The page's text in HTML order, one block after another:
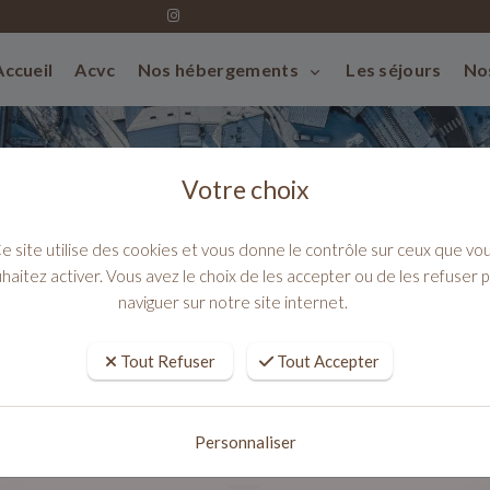
Acvc Nos hébergements Les séjours
Alpes : séjour en pension complète
dans les Hautes Alpes : séjour en
Votre choix
site utilise des cookies et vous donne le contrôle sur ceux que
activer. Vous avez le choix de les accepter ou de les refuser
naviguer sur notre site internet.
Tout Refuser Tout Accepter
Personnaliser